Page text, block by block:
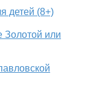
детей (8+)
Золотой или